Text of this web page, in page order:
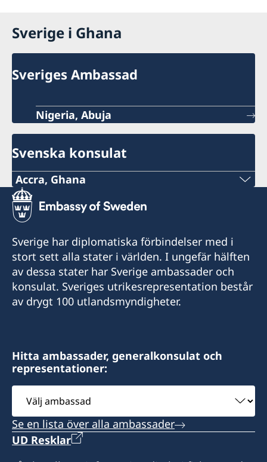
Sverige i Ghana
Sveriges Ambassad
Nigeria, Abuja
Svenska konsulat
Accra, Ghana
Consulate of Sweden in Accra
32A Kinshasa Avenue, East Legon, Accra
accra@svenskakonsulatet.com
Konsulatet tar endast emot besök efter
Notera att konsulatet inte hanterar
Kontakta ambassaden i Abuja i alla ärenden.
+234 209 9047302
ambassaden.abuja@gov.se
Sverige har diplomatiska förbindelser med i
stort sett alla stater i världen. I ungefär hälften
av dessa stater har Sverige ambassader och
konsulat. Sveriges utrikesrepresentation består
av drygt 100 utlandsmyndigheter.
Hitta ambassader, generalkonsulat och
representationer:
ambassad
Se en lista över alla ambassader
UD Resklar